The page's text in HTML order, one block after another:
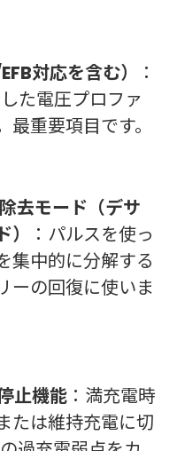
対応を含む）
：
た電圧プロファ
重要項目です。
去モード（デサ
：パルスを使っ
集中的に分解する
ーの回復に使いま
止機能 ：満充電時
たは維持充電に切